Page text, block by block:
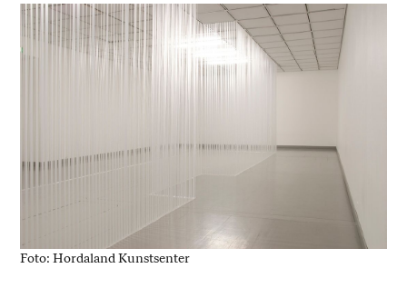
Foto: Hordaland Kunstsenter